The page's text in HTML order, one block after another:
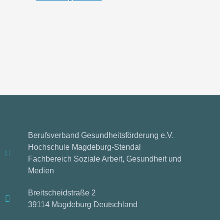
Berufsverband Gesundheitsförderung e.V.
Hochschule Magdeburg-Stendal
Fachbereich Soziale Arbeit, Gesundheit und
Medien
Breitscheidstraße 2
39114 Magdeburg Deutschland